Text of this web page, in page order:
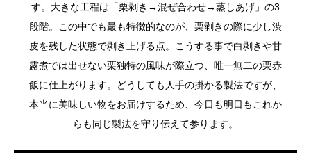
す。大きな工程は「栗剥き→混ぜ合わせ→蒸しあげ」の3
段階。この中でも最も特徴的なのが、栗剥きの際に少し渋
皮を残した状態で剥き上げる点。こうする事で白剥きや甘
露煮では出せない栗独特の風味が際立つ、唯一無二の栗赤
飯に仕上がります。どうしても人手の掛かる製法ですが、
本当に美味しい物をお届けするため、今日も明日もこれか
らも同じ製法を守り伝えて参ります。